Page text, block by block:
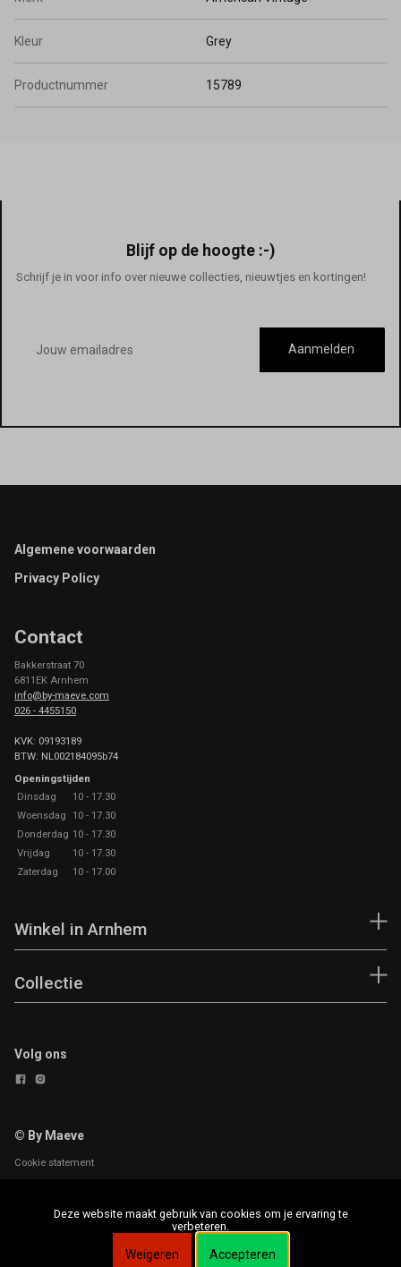
Kleur Grey
Productnummer 15789
Blijf op de hoogte :-)
Schrijf je in voor info over nieuwe collecties, nieuwtjes en kortingen!
mailadres
Aanmelden
Footer
Algemene voorwaarden
Privacy Policy
Contact
Bakkerstraat 70
6811EK Arnhem
info@by-maeve.com
026 - 4455150
KVK: 09193189
BTW: NL002184095b74
Openingstijden
Dinsdag
10 - 17.30
Woensdag
10 - 17.30
Donderdag 10 - 17.30
Vrijdag
10 - 17.30
Zaterdag
10 - 17.00
Winkel in Arnhem
Collectie
Volg ons
© By Maeve
Cookie statement
Deze website maakt gebruik van cookies om je ervaring te
verbeteren.
Weigeren Accepteren